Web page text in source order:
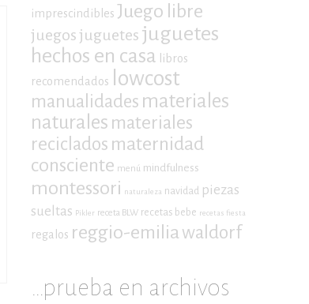
imprescindibles Juego libre
juegosjuguetes juguetes
hechos en casa
libros
recomendados
lowcost
manualidades materiales
naturales materiales
reciclados maternidad
consciente menú mindfulness
montessori naturaleza navidad piezas
sueltas Pikler receta BLW recetas bebe recetas fiesta
regalos reggio-emilia waldorf
…prueba en archivos